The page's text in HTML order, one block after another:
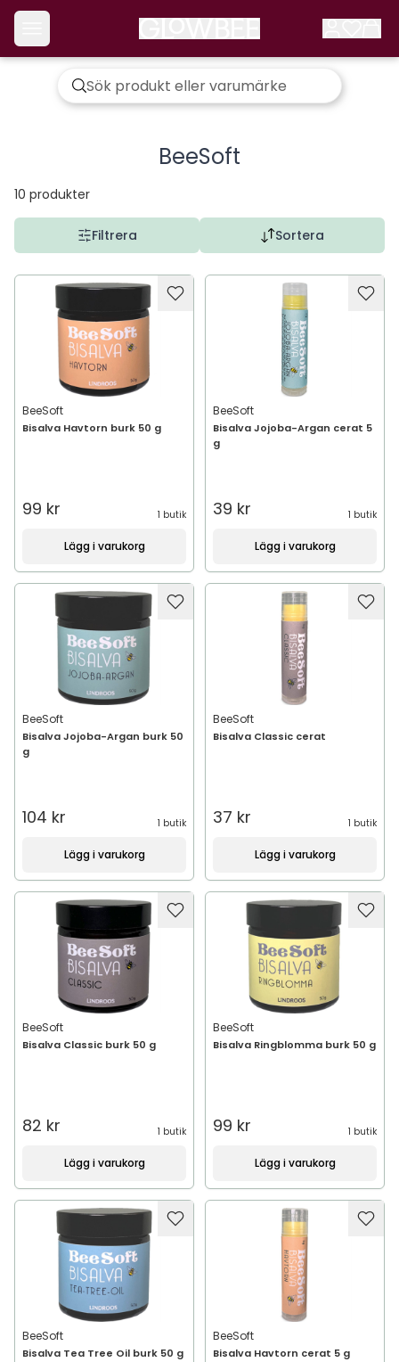
BeeSoft
10 produkter
Filtrera Sortera
BeeSoft
Bisalva Havtorn burk 50 g
99 kr 1 butik
Lägg i varukorg
BeeSoft
Bisalva Jojoba-Argan cerat 5
g
39 kr 1 butik
Lägg i varukorg
BeeSoft
Bisalva Jojoba-Argan burk 50
g
104 kr 1 butik
Lägg i varukorg
BeeSoft
Bisalva Classic cerat
37 kr 1 butik
Lägg i varukorg
BeeSoft
Bisalva Classic burk 50 g
82 kr 1 butik
Lägg i varukorg
BeeSoft
Bisalva Ringblomma burk 50 g
99 kr 1 butik
Lägg i varukorg
BeeSoft
Bisalva Tea Tree Oil burk 50 g
BeeSoft
Bisalva Havtorn cerat 5 g